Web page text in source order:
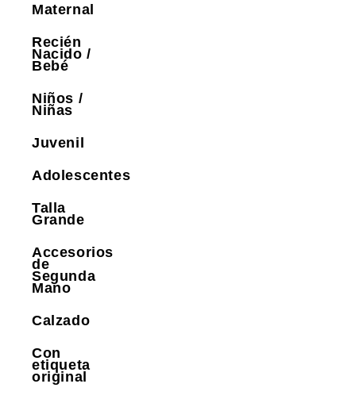
Maternal
Recién
Nacido /
Bebé
Niños /
Niñas
Juvenil
Adolescentes
Talla
Grande
Accesorios
de
Segunda
Mano
Calzado
Con
etiqueta
original